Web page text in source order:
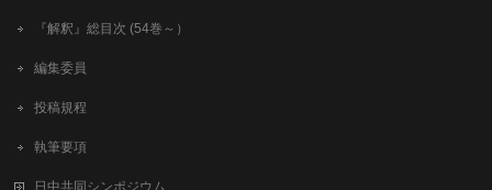
『解釈』総目次 (54巻～）
編集委員
投稿規程
執筆要項